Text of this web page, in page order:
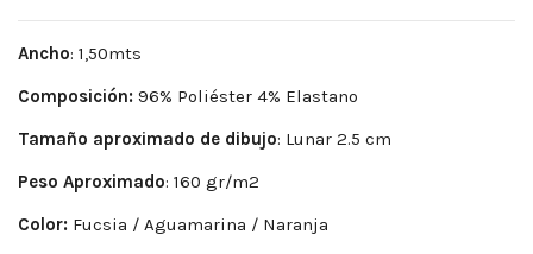
Ancho: 1,50mts
Composición: 96% Poliéster 4% Elastano
Tamaño aproximado de dibujo: Lunar 2.5 cm
Peso Aproximado: 160 gr/m2
Color: Fucsia / Aguamarina / Naranja